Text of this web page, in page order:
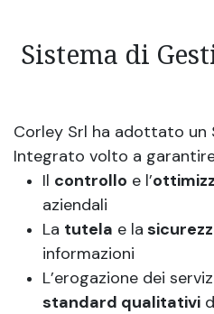
Sistema di
Corley Srl ha adottato un
Integrato volto a
Il controllo e l’
aziendali
La tutela e la
informazioni
L’erogazione dei
standard qualitativi